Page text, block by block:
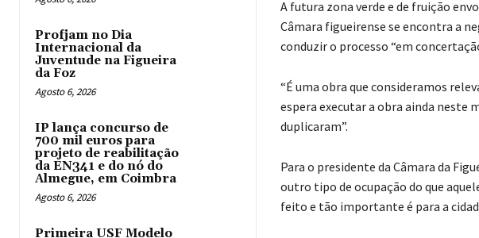
Profjam no Dia
Internacional da
Juventude na Figueira
da Foz
Agosto 6, 2026
IP lança concurso de
700 mil euros para
projeto de reabilitação
da EN341 e do nó do
Almegue, em Coimbra
Agosto 6, 2026
Primeira USF Modelo
A futura zona verde e de fruição
Câmara figueirense se encontra a
conduzir o processo “em
“É uma obra que consideramos
espera executar a obra ainda neste
duplicaram”.
Para o presidente da Câmara da
outro tipo de ocupação do que
feito e tão importante é para a